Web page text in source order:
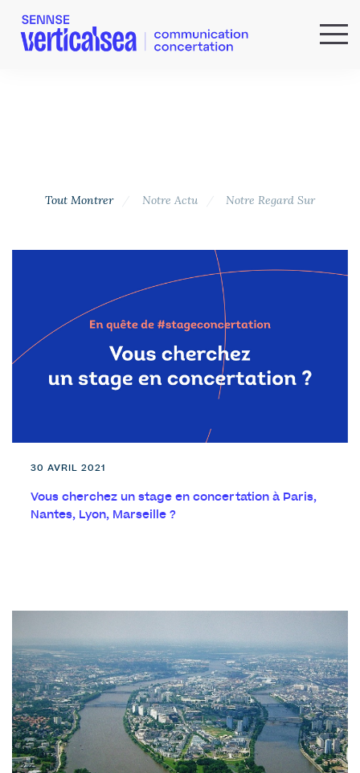
Tout Montrer Notre Actu Notre Regard Sur
30 AVRIL 2021
Vous cherchez un stage en concertation à Paris,
Nantes, Lyon, Marseille ?